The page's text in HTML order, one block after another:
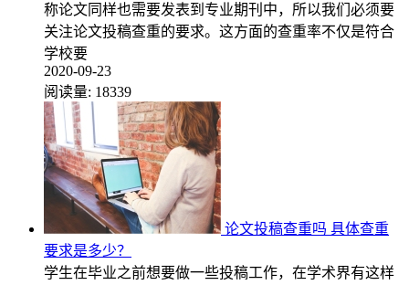
称论文同样也需要发表到专业期刊中，所以我们必须要
关注论文投稿查重的要求。这方面的查重率不仅是符合
学校要
2020-09-23
阅读量: 18339
论文投稿查重吗 具体查重
要求是多少？
学生在毕业之前想要做一些投稿工作，在学术界有这样